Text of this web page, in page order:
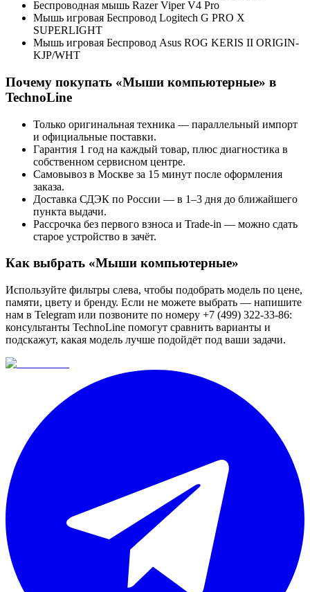
Беспроводная мышь Razer Viper V4 Pro
Мышь игровая Беспровод Logitech G PRO X
SUPERLIGHT
Мышь игровая Беспровод Asus ROG KERIS II ORIGIN-
KJP/WHT
Почему покупать «Мыши компьютерные» в
TechnoLine
Только оригинальная техника — параллельный импорт
и официальные поставки.
Гарантия 1 год на каждый товар, плюс диагностика в
собственном сервисном центре.
Самовывоз в Москве за 15 минут после оформления
заказа.
Доставка СДЭК по России — в 1–3 дня до ближайшего
пункта выдачи.
Рассрочка без первого взноса и Trade-in — можно сдать
старое устройство в зачёт.
Как выбрать «Мыши компьютерные»
Используйте фильтры слева, чтобы подобрать модель по цене,
памяти, цвету и бренду. Если не можете выбрать — напишите
нам в Telegram или позвоните по номеру +7 (499) 322-33-86:
консультанты TechnoLine помогут сравнить варианты и
подскажут, какая модель лучше подойдёт под ваши задачи.